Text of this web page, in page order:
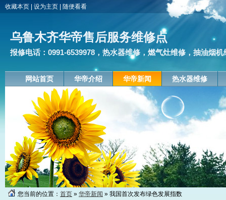
收藏本页 设为主页 随便看看
乌鲁木齐华帝售后服务维修点
报修电话：0991-6539978，热水器维修，燃气灶维修，抽油烟机
网站首页 华帝介绍 华帝新闻 热水器维修
您当前的位置： 首页 » 华帝新闻 » 我国首次发布绿色发展指数
乌鲁木齐华帝售后服务维修点,报修